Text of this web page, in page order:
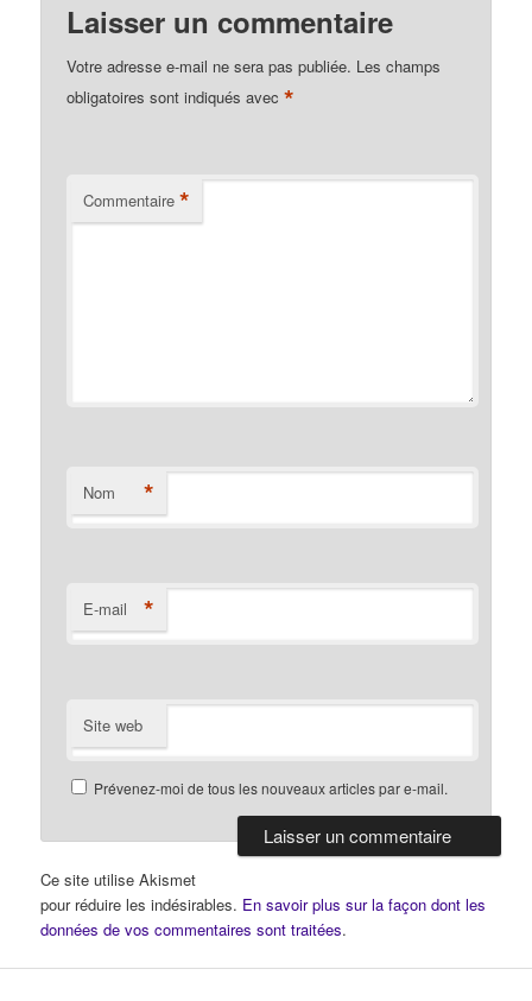
travail ? Comment les
revenus du travail
pourraient-ils être mieux
améliorer les…
Laisser un commentaire
Votre adresse e-mail ne sera pas publiée. Les champs
obligatoires sont indiqués avec*
Commentaire *
Nom *
E-mail *
Site web
Prévenez-moi de tous les nouveaux articles par e-mail.
Ce site utilise Akismet
pour réduire les indésirables. En savoir plus sur la façon dont les
données de vos commentaires sont traitées.